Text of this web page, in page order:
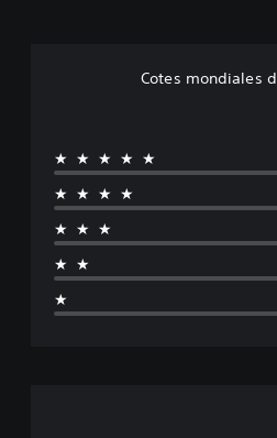
Cotes mondiales
★★★★★
★★★★
★★★
★★
★